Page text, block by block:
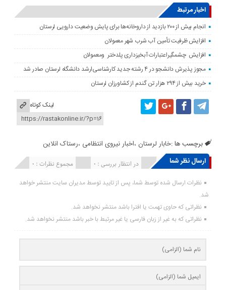
اخبار مرتبط
انجام بیش از ۲۰۰ بازدید از داروخانه‌ها برای پایش وضعیت دارویی لرستان
افزایش ظرفیت تأمین آب شرب شهر معمولان
افزایش چشمگیراعتبارات آبخیزداری پلدختر ومعمولان
مجوز پذیرش دانشجو در ۴ رشته جدید کارشناسی‌ارشد دانشگاه لرستان صادر شد
خرید بیش از ۲۹۴ هزار تن گندم از کشاورزان لرستان
لینک کوتاه
برچسب ها :خابار لرستان ،اخبار نیروی انتظامی ،رستاک انلاین
ارسال نظر شما
مجموع نظرات : 0 در انتظار بررسی : 0 انتشار یافته : ۰
نظرات ارسال شده توسط شما، پس از تایید توسط مدیران سایت منتشر خواهد
شد.
نظراتی که حاوی تهمت یا افترا باشد منتشر نخواهد شد.
نظراتی که به غیر از زبان فارسی یا غیر مرتبط با خبر باشد منتشر نخواهد شد.